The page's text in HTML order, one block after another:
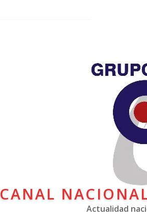
CANAL
Actualidad